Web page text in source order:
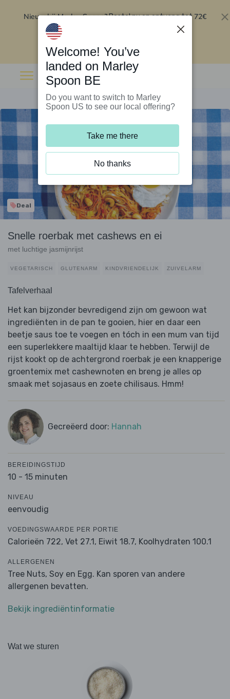
Nieuw bij Marley Spoon?Bestel nu en ontvang tot 72€
Deal
Snelle roerbak met cashews en ei
met luchtige jasmijnrijst
VEGETARISCH GLUTENARM KINDVRIENDELIJK ZUIVELARM
Tafelverhaal
Het kan bijzonder bevredigend zijn om gewoon wat
ingrediënten in de pan te gooien, hier en daar een
beetje saus toe te voegen en tóch in een mum van tijd
een superlekkere maaltijd klaar te hebben. Terwijl de
rijst kookt op de achtergrond roerbak je een knapperige
groentemix met cashewnoten en breng je alles op
smaak met sojasaus en zoete chilisaus. Hmm!
Gecreëerd door: Hannah
BEREIDINGSTIJD
10 - 15 minuten
NIVEAU
eenvoudig
VOEDINGSWAARDE PER PORTIE
Calorieën 722, Vet 27.1, Eiwit 18.7, Koolhydraten 100.1
ALLERGENEN
Tree Nuts, Soy en Egg. Kan sporen van andere
allergenen bevatten.
Bekijk ingrediëntinformatie
Wat we sturen
Welcome! You’ve
landed on Marley
Spoon BE
Do you want to switch to Marley
Spoon US to see our local offering?
Take me there
No thanks